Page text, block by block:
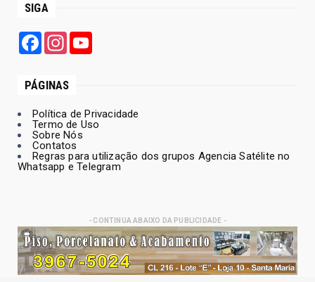
SIGA
FacebookInstagram
PÁGINAS
Política de Privacidade
Termo de Uso
Sobre Nós
Contatos
Regras para utilização dos grupos Agencia Satélite no
Whatsapp e Telegram
- CONTINUA ABAIXO DA PUBLICIDADE -